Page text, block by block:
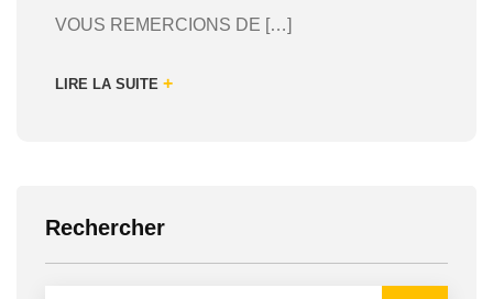
Rechercher
VOUS REMERCIONS DE […]
LIRE LA SUITE +